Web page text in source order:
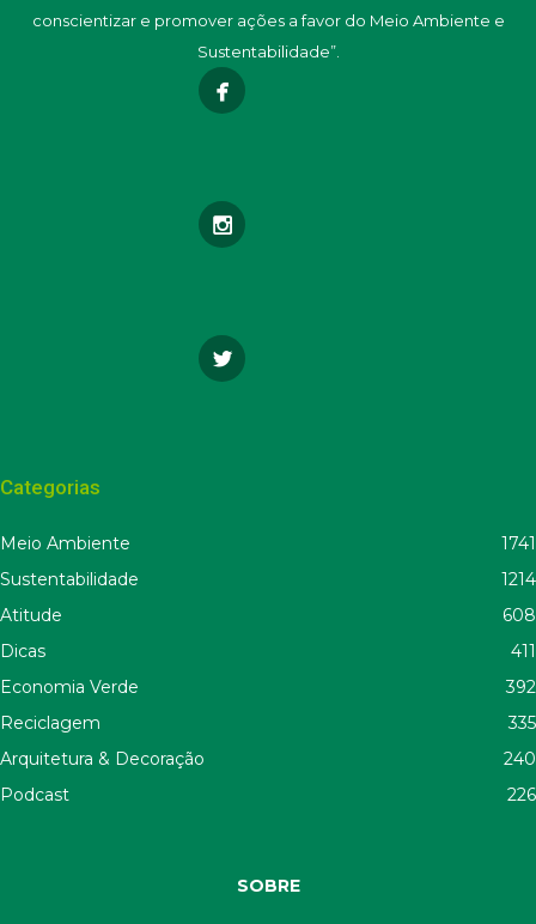
conscientizar e promover ações a favor do Meio Ambiente e
Sustentabilidade”.
Categorias
Meio Ambiente
1741
Sustentabilidade
1214
Atitude
608
Dicas
411
Economia Verde
392
Reciclagem
335
Arquitetura & Decoração
240
Podcast
226
SOBRE